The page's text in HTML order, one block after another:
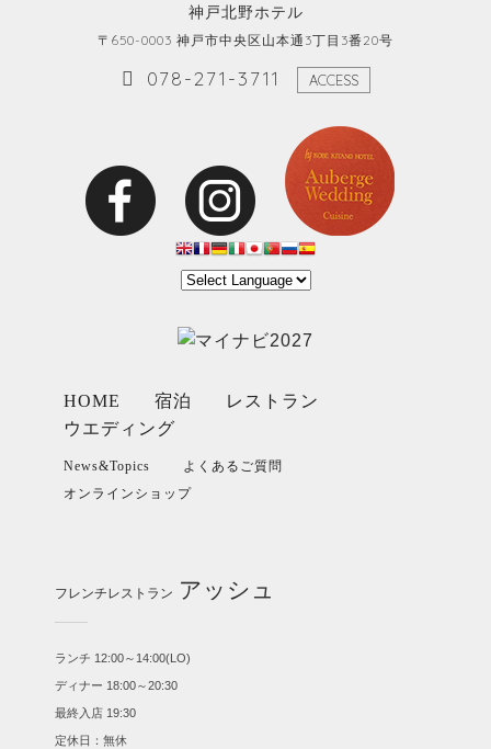
神戸北野ホテル
〒650-0003 神戸市中央区山本通3丁目3番20号
078-271-3711 ACCESS
HOME 宿泊
レストラン
ウエディング
News&Topics
よくあるご質問
オンラインショップ
フレンチレストラン アッシュ
ランチ 12:00～14:00(LO)
ディナー 18:00～20:30
最終入店 19:30
定休日：無休